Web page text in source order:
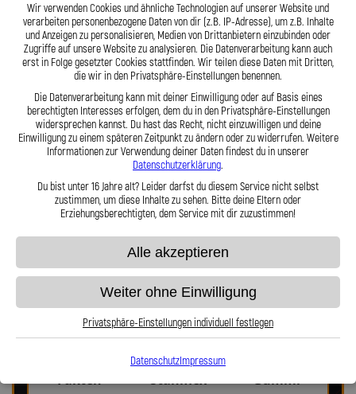
Stahlflex vs. Gummi
Fakten Stahlflex Gummi
zuverlässig vor Marderbissen, Witterung und Beschädigungen – ein
regelmäßiger Austausch wie bei Gummileitungen ist nicht mehr nötig.
Das spart Kosten und vermittelt dauerhaft ein sicheres Gefühl beim
Fahren. Unsere ausjustierbaren, verdrehbaren Anschlüsse ermöglichen
eine drallfreie und spannungsfreie Verlegung. Ob Sonderanfertigung
oder anbaufertiges Stahlflex-Kit – jede Leitung wird passgenau und
präzise gefertigt. Mit den Stahlflex-Bremsleitungen von Lothar Spiegler
Kfz-Leitungen GmbH entscheiden Sie sich für echte deutsche Qualität,
höchste Sicherheit und ein Produkt, das hält, was es verspricht.
Hier zu unserem Video „Stahlflex vs. Gummi“
Wir verwenden Cookies und ähnliche Technologien auf unserer Website und
verarbeiten personenbezogene Daten von dir (z.B. IP-Adresse), um z.B. Inhalte
und Anzeigen zu personalisieren, Medien von Drittanbietern einzubinden oder
Zugriffe auf unsere Website zu analysieren. Die Datenverarbeitung kann auch
erst in Folge gesetzter Cookies stattfinden. Wir teilen diese Daten mit Dritten,
die wir in den Privatsphäre-Einstellungen benennen.
Die Datenverarbeitung kann mit deiner Einwilligung oder auf Basis eines
berechtigten Interesses erfolgen, dem du in den Privatsphäre-Einstellungen
widersprechen kannst. Du hast das Recht, nicht einzuwilligen und deine
Einwilligung zu einem späteren Zeitpunkt zu ändern oder zu widerrufen. Weitere
Informationen zur Verwendung deiner Daten findest du in unserer
Datenschutzerklärung.
Du bist unter 16 Jahre alt? Leider darfst du diesem Service nicht selbst
zustimmen, um diese Inhalte zu sehen. Bitte deine Eltern oder
Erziehungsberechtigten, dem Service mit dir zuzustimmen!
Alle akzeptieren
Weiter ohne Einwilligung
Privatsphäre-Einstellungen individuell festlegen
DatenschutzImpressum